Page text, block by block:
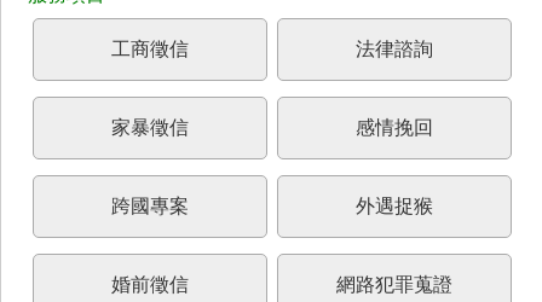
工商徵信 法律諮詢
家暴徵信 感情挽回
跨國專案 外遇捉猴
婚前徵信 網路犯罪蒐證